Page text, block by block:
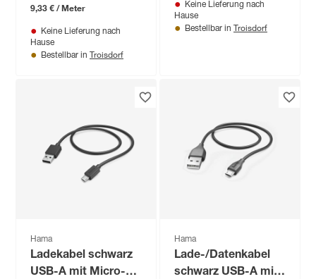
9,33 € / Meter
Keine Lieferung nach
Hause
Bestellbar in Troisdorf
Keine Lieferung nach
Hause
Bestellbar in Troisdorf
Hama
Ladekabel schwarz
USB-A mit Micro-
Hama
Lade-/Datenkabel
schwarz USB-A mit